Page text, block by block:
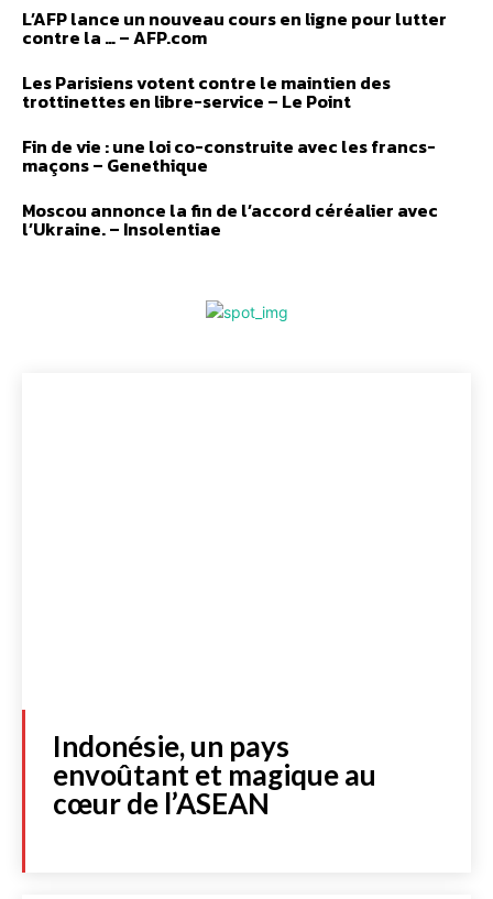
L’AFP lance un nouveau cours en ligne pour lutter
contre la … – AFP.com
Les Parisiens votent contre le maintien des
trottinettes en libre-service – Le Point
Fin de vie : une loi co-construite avec les francs-
maçons – Genethique
Moscou annonce la fin de l’accord céréalier avec
l’Ukraine. – Insolentiae
Indonésie, un pays
envoûtant et magique au
cœur de l’ASEAN